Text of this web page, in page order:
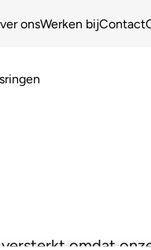
onsWerken bijContact
omdat